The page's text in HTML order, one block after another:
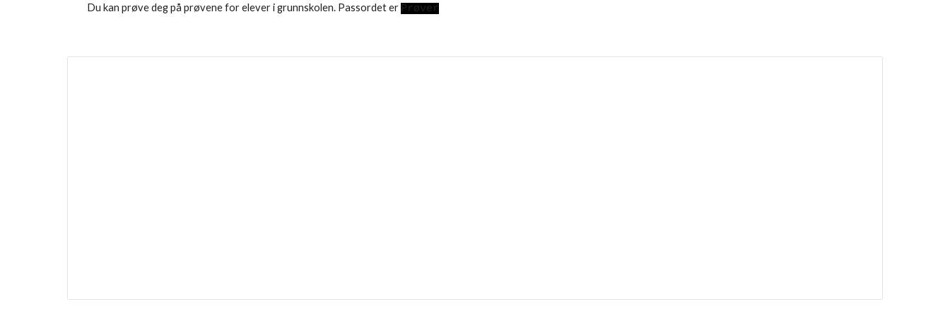
Du kan prøve deg på prøvene for elever i grunnskolen. Passordet er Prøver